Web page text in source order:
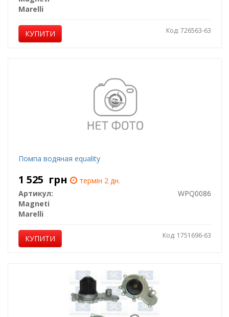
Marelli
КУПИТИ Код: 726563-63
Помпа водяная equality
1 525 грн
термін 2 дн.
Артикул:
WPQ0086
Magneti
Marelli
КУПИТИ Код: 1751696-63